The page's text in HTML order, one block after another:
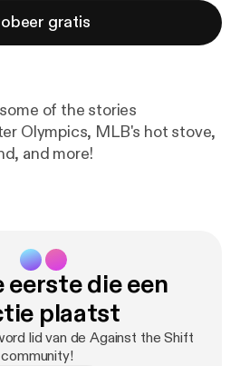
gratis
of the stories
Olympics, MLB's hot stove,
and more!
eerste die een
plaatst
lid van de Against the Shift
community!